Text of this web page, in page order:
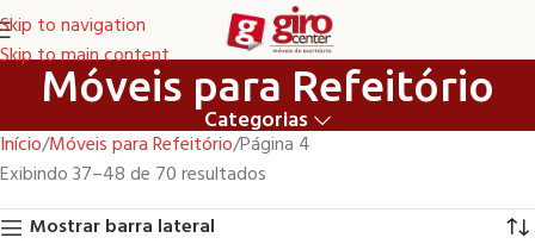
Skip to navigation
Skip to main content
Móveis para Refeitório
Categorias
Início Móveis para Refeitório Página 4
Exibindo 37–48 de 70 resultados
Mostrar barra lateral